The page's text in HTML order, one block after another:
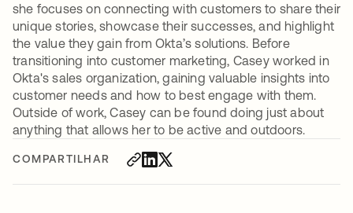
COMPARTILHAR
she focuses on connecting with customers to share their
unique stories, showcase their successes, and highlight
the value they gain from Okta’s solutions. Before
transitioning into customer marketing, Casey worked in
Okta's sales organization, gaining valuable insights into
customer needs and how to best engage with them.
Outside of work, Casey can be found doing just about
anything that allows her to be active and outdoors.